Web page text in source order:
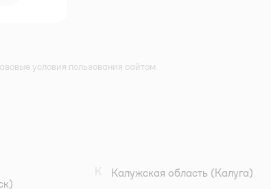
условия пользования сайтом
Калужская область (Калуга)